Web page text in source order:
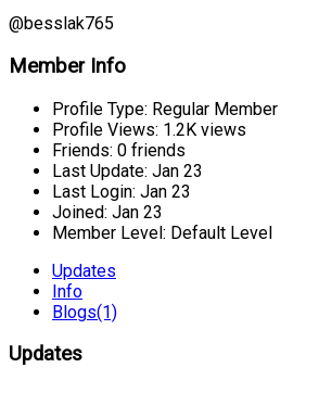
@besslak765
Member Info
Profile Type: Regular Member
Profile Views: 1.2K views
Friends: 0 friends
Last Update: Jan 23
Last Login: Jan 23
Joined: Jan 23
Member Level: Default Level
Updates
Info
Blogs(1)
Updates